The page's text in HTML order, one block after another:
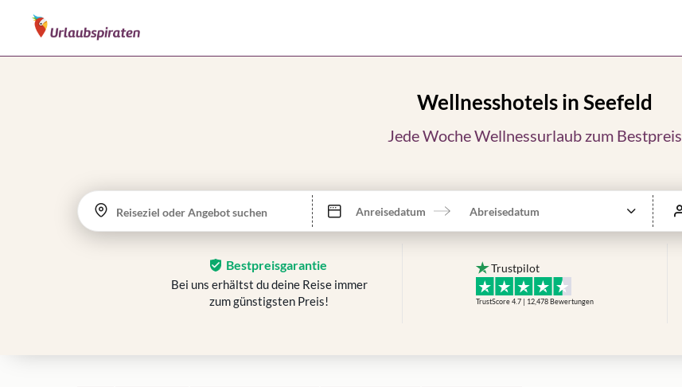
Wellnesshotels in Seefeld
Jede Woche Wellnessurlaub zum Bestpreis
Reiseziel oder Angebot suchen Anreisedatum Abreisedatum
Bestpreisgarantie
Bei uns erhältst du deine Reise immer
zum günstigsten Preis!
Trustpilot
TrustScore 4.7 | 12,478Bewertungen